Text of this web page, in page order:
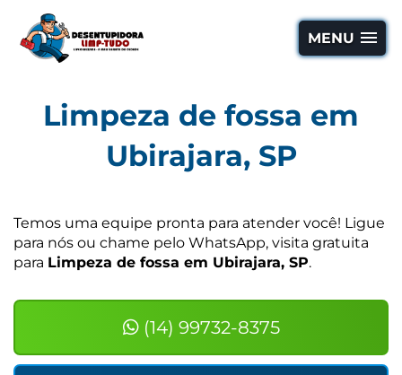
MENU
Limpeza de fossa em
Ubirajara, SP
Temos uma equipe pronta para atender você! Ligue
para nós ou chame pelo WhatsApp, visita gratuita
para Limpeza de fossa em Ubirajara, SP.
(14) 99732-8375